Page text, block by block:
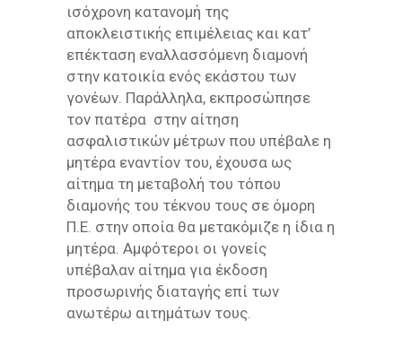
ισόχρονη κατανομή της
αποκλειστικής επιμέλειας και κατ’
επέκταση εναλλασσόμενη διαμονή
στην κατοικία ενός εκάστου των
γονέων. Παράλληλα, εκπροσώπησε
τον πατέρα στην αίτηση
ασφαλιστικών μέτρων που υπέβαλε η
μητέρα εναντίον του, έχουσα ως
αίτημα τη μεταβολή του τόπου
διαμονής του τέκνου τους σε όμορη
Π.Ε. στην οποία θα μετακόμιζε η ίδια η
μητέρα. Αμφότεροι οι γονείς
υπέβαλαν αίτημα για έκδοση
προσωρινής διαταγής επί των
ανωτέρω αιτημάτων τους.